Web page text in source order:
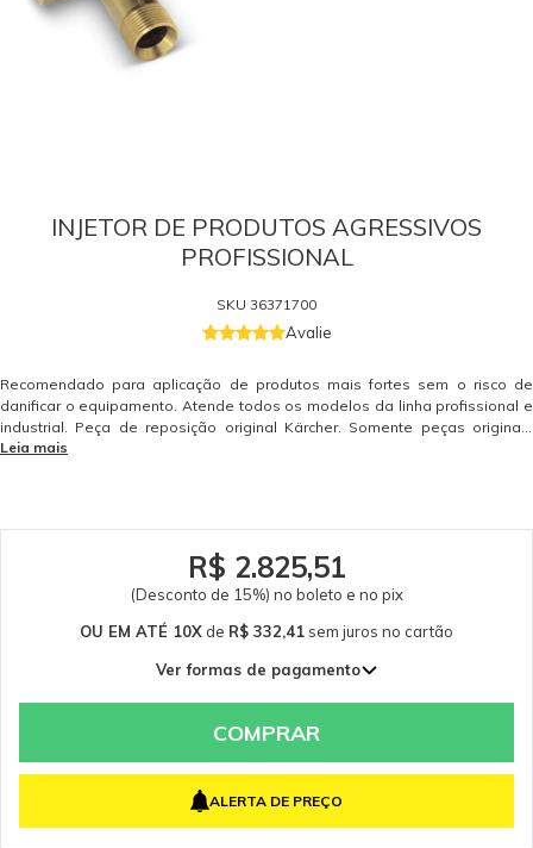
INJETOR DE PRODUTOS AGRESSIVOS
PROFISSIONAL
SKU 36371700
Avalie
Recomendado para aplicação de produtos mais fortes sem o risco de
danificar o equipamento. Atende todos os modelos da linha profissional e
industrial. Peça de reposição original Kärcher. Somente peças originais
garantem a qualidade e a segurança do equipamento e do operador.
Leia mais
R$ 2.825,51
(Desconto de 15%) no boleto e no pix
OU EM ATÉ 10X de R$ 332,41 sem juros no cartão
Ver formas de pagamento
2x de R$ 1.662,06 sem juros
5x de R$ 664,83 sem juros
COMPRAR
ALERTA DE PREÇO